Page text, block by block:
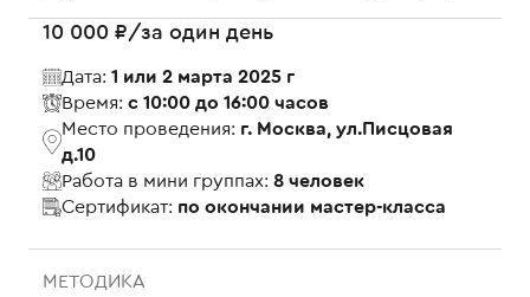
10 000 ₽/за один день
Дата: 1 или 2 марта 2025 г
Время: с 10:00 до 16:00 часов
Место проведения: г. Москва, ул.Писцовая
д.10
Работа в мини группах: 8 человек
Сертификат: по окончании мастер-класса
МЕТОДИКА